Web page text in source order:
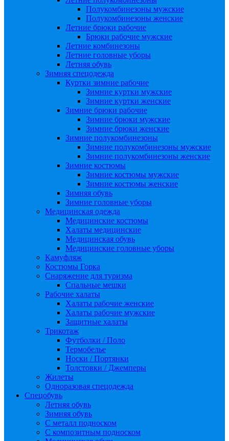
Полукомбинезоны мужские
Полукомбинезоны женские
Летние брюки рабочие
Брюки рабочие мужские
Летние комбинезоны
Летние головные уборы
Летняя обувь
Зимняя спецодежда
Куртки зимние рабочие
Зимние куртки мужские
Зимние куртки женские
Зимние брюки рабочие
Зимние брюки мужские
Зимние брюки женские
Зимние полукомбинезоны
Зимние полукомбинезоны мужские
Зимние полукомбинезоны женские
Зимние костюмы
Зимние костюмы мужские
Зимние костюмы женские
Зимняя обувь
Зимние головные уборы
Медицинская одежда
Медицинские костюмы
Халаты медицинские
Медицинская обувь
Медицинские головные уборы
Камуфляж
Костюмы Горка
Снаряжение для туризма
Спальные мешки
Рабочие халаты
Халаты рабочие женские
Халаты рабочие мужские
Защитные халаты
Трикотаж
Футболки / Поло
Термобелье
Носки / Портянки
Толстовки / Джемперы
Жилеты
Одноразовая спецодежда
Спецобувь
Летняя обувь
Зимняя обувь
С металл подноском
С композитным подноском